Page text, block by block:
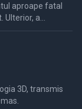
aproape fatal
Ulterior, a
3D, transmis